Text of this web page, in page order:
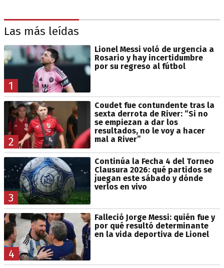
Las más leídas
1
Lionel Messi voló de urgencia a
Rosario y hay incertidumbre
por su regreso al fútbol
2
Coudet fue contundente tras la
sexta derrota de River: “Si no
se empiezan a dar los
resultados, no le voy a hacer
mal a River”
3
Continúa la Fecha 4 del Torneo
Clausura 2026: qué partidos se
juegan este sábado y dónde
verlos en vivo
4
Falleció Jorge Messi: quién fue y
por qué resultó determinante
en la vida deportiva de Lionel